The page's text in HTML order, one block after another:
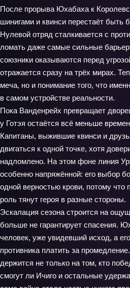
После прорыва Юхабаха к
шинигами и квинси перестаёт быть
Нулевой отряд сталкивается с
ломать даже самые сильные
союзники оказываются перед
отражается сразу на трёх мирах.
меча, но и понимание того, что
в самом устройстве реальности.
Пока Ванденрейх превращает
у Готэя остаётся всё меньше
Капитаны, выжившие квинси и
двигаться к одной точке, хотя
надломлено. На этом фоне линия
особенно напряжённой: его выбор
одной верностью крови, потому что
роль тянут героя в разные стороны.
Эскалация сезона строится на
больше не гарантирует спасения.
человек, уже увидевший исход, а
противника платить за
держится не только на том, кто
смогут ли Ичиго и остальные